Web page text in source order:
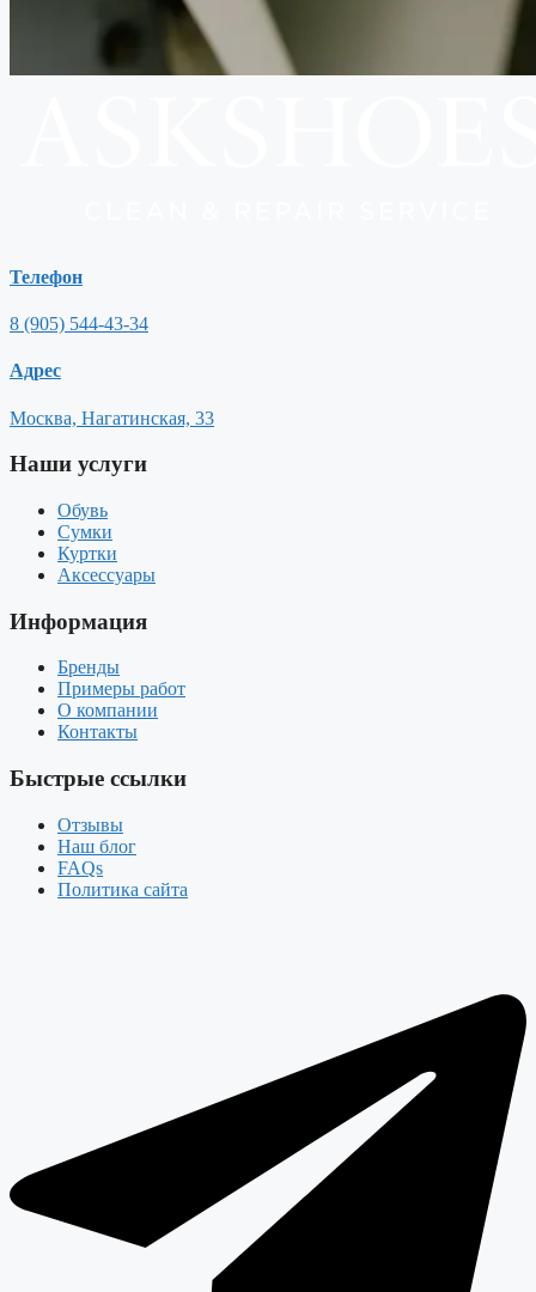
Телефон
8 (905) 544-43-34
Адрес
Москва, Нагатинская, 33
Наши услуги
Обувь
Сумки
Куртки
Аксессуары
Информация
Бренды
Примеры работ
О компании
Контакты
Быстрые ссылки
Отзывы
Наш блог
FAQs
Политика сайта